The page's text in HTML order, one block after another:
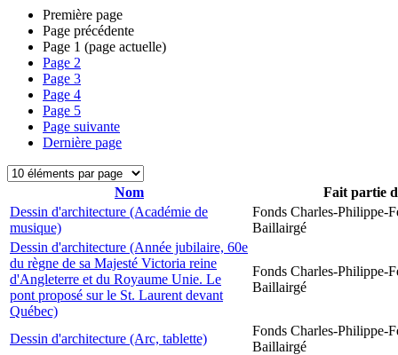
Première page
Page précédente
Page 1 (page actuelle)
Page 2
Page 3
Page 4
Page 5
Page suivante
Dernière page
Nom
Fait partie
Dessin d'architecture (Académie de
musique)
Fonds Charles-Philippe-
Baillairgé
Dessin d'architecture (Année jubilaire, 60e
du règne de sa Majesté Victoria reine
d'Angleterre et du Royaume Unie. Le
pont proposé sur le St. Laurent devant
Québec)
Fonds Charles-Philippe-
Baillairgé
Dessin d'architecture (Arc, tablette)
Fonds Charles-Philippe-
Baillairgé